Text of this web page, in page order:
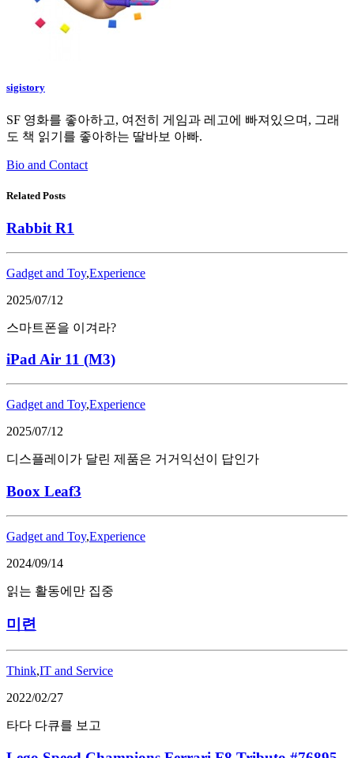
sigistory
SF 영화를 좋아하고, 여전히 게임과 레고에 빠져있으며, 그래
도 책 읽기를 좋아하는 딸바보 아빠.
Bio and Contact
Related Posts
Rabbit R1
Gadget and Toy,Experience
2025/07/12
스마트폰을 이겨라?
iPad Air 11 (M3)
Gadget and Toy,Experience
2025/07/12
디스플레이가 달린 제품은 거거익선이 답인가
Boox Leaf3
Gadget and Toy,Experience
2024/09/14
읽는 활동에만 집중
미련
Think,IT and Service
2022/02/27
타다 다큐를 보고